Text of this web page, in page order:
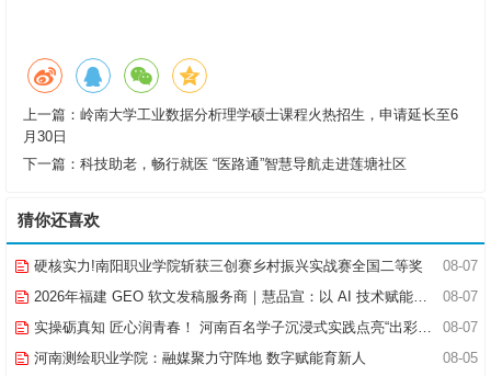
上一篇： 岭南大学工业数据分析理学硕士课程火热招生，申请延长至6
月30日
下一篇： 科技助老，畅行就医 “医路通”智慧导航走进莲塘社区
猜你还喜欢
08-07
硬核实力!南阳职业学院斩获三创赛乡村振兴实战赛全国二等奖
08-07
2026年福建 GEO 软文发稿服务商｜慧品宣：以 AI 技术赋能品牌全域传播
08-07
实操砺真知 匠心润青春！ 河南百名学子沉浸式实践点亮“出彩中原”实践路
08-05
河南测绘职业学院：融媒聚力守阵地 数字赋能育新人